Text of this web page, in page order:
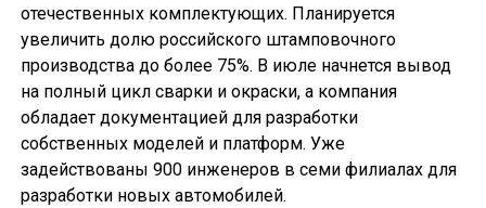
отечественных комплектующих. Планируется
увеличить долю российского штамповочного
производства до более 75%. В июле начнется вывод
на полный цикл сварки и окраски, а компания
обладает документацией для разработки
собственных моделей и платформ. Уже
задействованы 900 инженеров в семи филиалах для
разработки новых автомобилей.